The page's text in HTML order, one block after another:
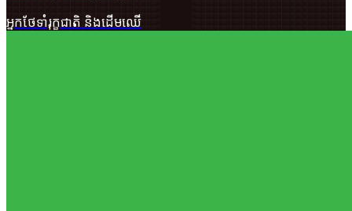
អ្នកថែទាំរុក្ខជាតិ ​និងដើមឈើ